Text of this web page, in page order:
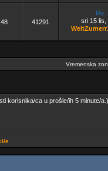
48 41291
Re:
sri 15 lis,
Vremenska
korisnika/ca u prošle/ih 5 minute/a.)
e